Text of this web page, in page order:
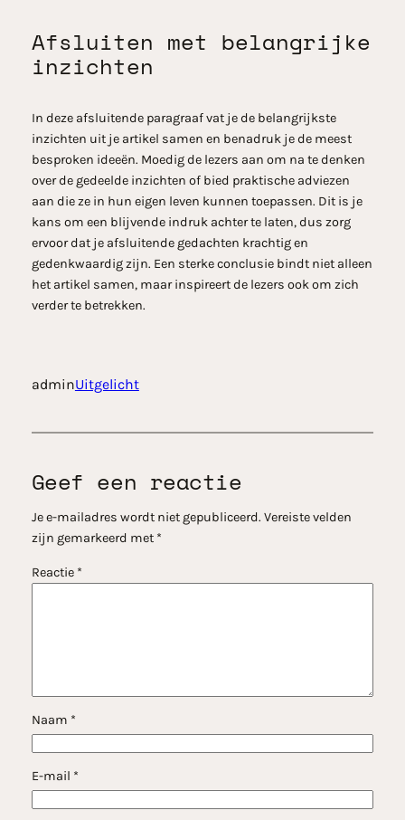
Afsluiten met belangrijke
inzichten
In deze afsluitende paragraaf vat je de belangrijkste
inzichten uit je artikel samen en benadruk je de meest
besproken ideeën. Moedig de lezers aan om na te denken
over de gedeelde inzichten of bied praktische adviezen
aan die ze in hun eigen leven kunnen toepassen. Dit is je
kans om een blijvende indruk achter te laten, dus zorg
ervoor dat je afsluitende gedachten krachtig en
gedenkwaardig zijn. Een sterke conclusie bindt niet alleen
het artikel samen, maar inspireert de lezers ook om zich
verder te betrekken.
adminUitgelicht
Geef een reactie
Je e-mailadres wordt niet gepubliceerd. Vereiste velden
zijn gemarkeerd met *
Reactie *
Naam *
E-mail *